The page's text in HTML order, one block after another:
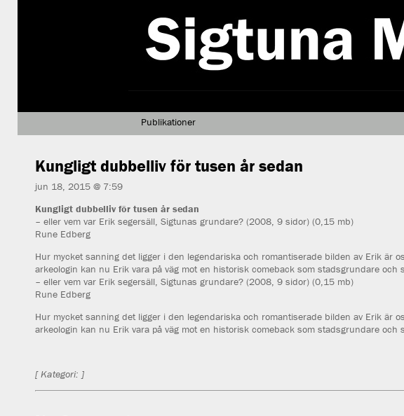
Publikationer
Kungligt dubbelliv för tusen år sedan
jun 18, 2015 @ 7:59
Kungligt dubbelliv för tusen år sedan
– eller vem var Erik segersäll, Sigtunas grundare? (2008, 9 sidor) (0,15 mb)
Rune Edberg
Hur mycket sanning det ligger i den legendariska och romantiserade bilden av Erik är
arkeologin kan nu Erik vara på väg mot en historisk comeback som stadsgrundare och
– eller vem var Erik segersäll, Sigtunas grundare? (2008, 9 sidor) (0,15 mb)
Rune Edberg
Hur mycket sanning det ligger i den legendariska och romantiserade bilden av Erik är
arkeologin kan nu Erik vara på väg mot en historisk comeback som stadsgrundare och
[ Kategori: ]